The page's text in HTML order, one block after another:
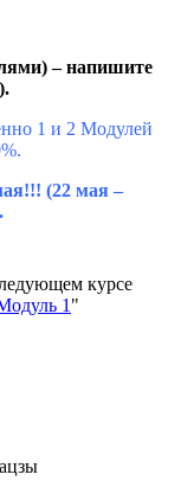
– напишите
1 и 2 Модулей
(22 мая –
курсе
1